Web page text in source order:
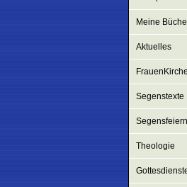
Meine
Aktuelles
Segenstexte
Segensfeiern
Theologie